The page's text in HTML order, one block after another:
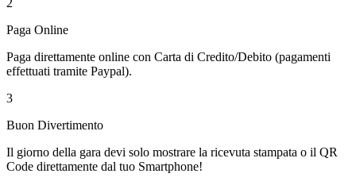
Paga Online
Paga direttamente online con Carta di Credito/Debito (pagamenti
effettuati tramite Paypal).
3
Buon Divertimento
Il giorno della gara devi solo mostrare la ricevuta stampata o il QR
Code direttamente dal tuo Smartphone!